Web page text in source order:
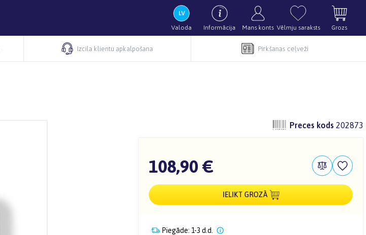
Valoda Informācija Mans konts Vēlmju saraksts Grozs
Izcila klientu apkalpošana Pirkšanas ceļveži
Preces kods 202873
108,90 €
IELIKT GROZĀ
Piegāde: 1-3 d.d.